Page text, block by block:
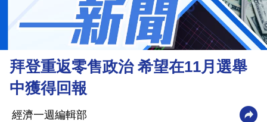
樓
市
財
商
業
拜登重返零售政治 希望在11月選舉
中獲得回報
經濟一週編輯部